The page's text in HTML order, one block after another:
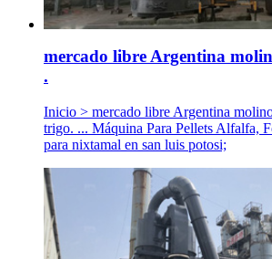
mercado libre Argentina
.
Inicio > mercado libre Argentina
trigo. ... Máquina Para Pellets Alfalfa,
para nixtamal en san luis potosi;